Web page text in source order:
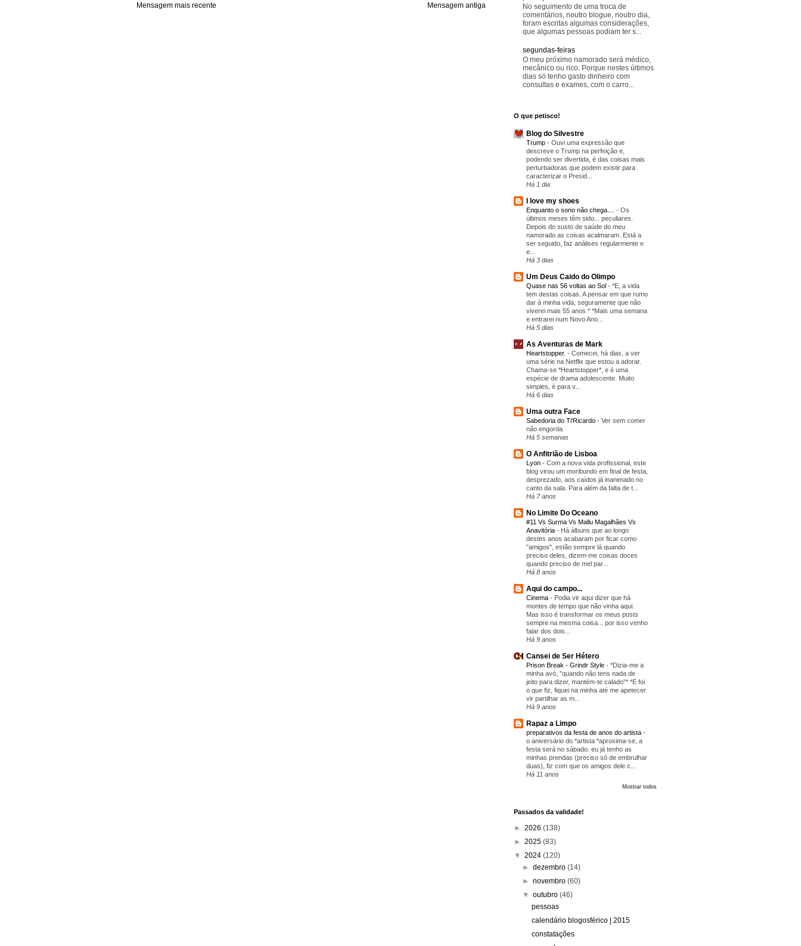
Mensagem mais recente Mensagem antiga
No seguimento de uma troca de
comentários, noutro blogue, noutro dia,
foram escritas algumas considerações,
que algumas pessoas podiam ter s...
segundas-feiras
O meu próximo namorado será médico,
mecânico ou rico. Porque nestes últimos
dias só tenho gasto dinheiro com
consultas e exames, com o carro...
O que petisco!
Blog do Silvestre
Trump - Ouvi uma expressão que
descreve o Trump na perfeição e,
podendo ser divertida, é das coisas mais
perturbadoras que podem existir para
caracterizar o Presid...
Há 1 dia
I love my shoes
Enquanto o sono não chega.... - Os
últimos meses têm sido... peculiares.
Depois do susto de saúde do meu
namorado as coisas acalmaram. Está a
ser seguido, faz análises regularmente e
e...
Há 3 dias
Um Deus Caido do Olimpo
Quase nas 56 voltas ao Sol - *E, a vida
tem destas coisas. A pensar em que rumo
dar à minha vida, seguramente que não
viverei mais 55 anos * *Mais uma semana
e entrarei num Novo Ano...
Há 5 dias
As Aventuras de Mark
Heartstopper. - Comecei, há dias, a ver
uma série na Netflix que estou a adorar.
Chama-se *Heartstopper*, e é uma
espécie de drama adolescente. Muito
simples, é para v...
Há 6 dias
Uma outra Face
Sabedoria do Ti'Ricardo - Ver sem comer
não engorda.
Há 5 semanas
O Anfitrião de Lisboa
Lyon - Com a nova vida profissional, este
blog virou um moribundo em final de festa,
desprezado, aos caídos já inanimado no
canto da sala. Para além da falta de t...
Há 7 anos
No Limite Do Oceano
#11 Vs Surma Vs Mallu Magalhães Vs
Anavitória - Há álbuns que ao longo
destes anos acabaram por ficar como
"amigos", estão sempre lá quando
preciso deles, dizem-me coisas doces
quando preciso de mel par...
Há 8 anos
Aqui do campo...
Cinema - Podia vir aqui dizer que há
montes de tempo que não vinha aqui.
Mas isso é transformar os meus posts
sempre na mesma coisa... por isso venho
falar dos dois...
Há 9 anos
Cansei de Ser Hétero
Prison Break - Grindr Style - *Dizia-me a
minha avó, "quando não tens nada de
jeito para dizer, mantém-te calado"* *E foi
o que fiz, fiquei na minha até me apetecer
vir partilhar as m...
Há 9 anos
Rapaz a Limpo
preparativos da festa de anos do artista -
o aniversário do *artista *aproxima-se, a
festa será no sábado. eu já tenho as
minhas prendas (preciso só de embrulhar
duas), fiz com que os amigos dele c...
Há 11 anos
Mostrar todos
Passados da validade!
► 2026 (138)
► 2025 (83)
▼ 2024 (120)
►dezembro(14)
►novembro(60)
▼outubro(46)
pessoas
calendário blogosférico | 2015
constatações